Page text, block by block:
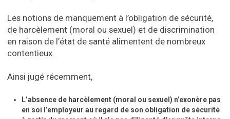
Les notions de manquement à l’obligation de sécurité,
de harcèlement (moral ou sexuel) et de discrimination
en raison de l’état de santé alimentent de nombreux
contentieux.
Ainsi jugé récemment,
L’absence de harcèlement (moral ou sexuel) n’exonère pas
en soi l’employeur au regard de son obligation de sécurité